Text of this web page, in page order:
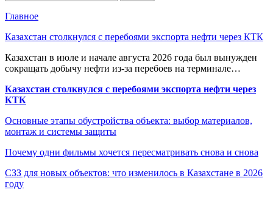
Главное
Казахстан столкнулся с перебоями экспорта нефти через КТК
Казахстан в июле и начале августа 2026 года был вынужден
сокращать добычу нефти из-за перебоев на терминале…
Казахстан столкнулся с перебоями экспорта нефти через
КТК
Основные этапы обустройства объекта: выбор материалов,
монтаж и системы защиты
Почему одни фильмы хочется пересматривать снова и снова
СЗЗ для новых объектов: что изменилось в Казахстане в 2026
году